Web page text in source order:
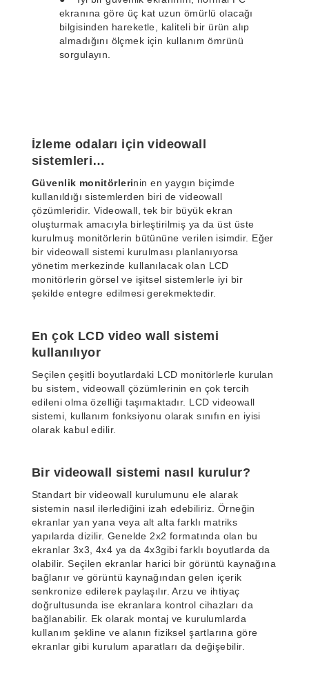
ekranına göre üç kat uzun ömürlü olacağı
bilgisinden hareketle, kaliteli bir ürün alıp
almadığını ölçmek için kullanım ömrünü
sorgulayın.
İzleme odaları için videowall
sistemleri…
Güvenlik monitörlerinin en yaygın biçimde
kullanıldığı sistemlerden biri de videowall
çözümleridir. Videowall, tek bir büyük ekran
oluşturmak amacıyla birleştirilmiş ya da üst üste
kurulmuş monitörlerin bütününe verilen isimdir. Eğer
bir videowall sistemi kurulması planlanıyorsa
yönetim merkezinde kullanılacak olan LCD
monitörlerin görsel ve işitsel sistemlerle iyi bir
şekilde entegre edilmesi gerekmektedir.
En çok LCD video wall sistemi
kullanılıyor
Seçilen çeşitli boyutlardaki LCD monitörlerle kurulan
bu sistem, videowall çözümlerinin en çok tercih
edileni olma özelliği taşımaktadır. LCD videowall
sistemi, kullanım fonksiyonu olarak sınıfın en iyisi
olarak kabul edilir.
Bir videowall sistemi nasıl kurulur?
Standart bir videowall kurulumunu ele alarak
sistemin nasıl ilerlediğini izah edebiliriz. Örneğin
ekranlar yan yana veya alt alta farklı matriks
yapılarda dizilir. Genelde 2x2 formatında olan bu
ekranlar 3x3, 4x4 ya da 4x3gibi farklı boyutlarda da
olabilir. Seçilen ekranlar harici bir görüntü kaynağına
bağlanır ve görüntü kaynağından gelen içerik
senkronize edilerek paylaşılır. Arzu ve ihtiyaç
doğrultusunda ise ekranlara kontrol cihazları da
bağlanabilir. Ek olarak montaj ve kurulumlarda
kullanım şekline ve alanın fiziksel şartlarına göre
ekranlar gibi kurulum aparatları da değişebilir.